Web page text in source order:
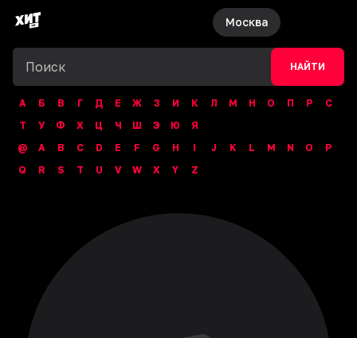
Москва
НАЙТИ
А Б В Г Д Е Ж З И К Л М Н О П Р
С
Т
У Ф Х Ц Ч Ш Э Ю
Я
@
A B C D E F G H I J K L M N O
P
Q
R S T U V W X Y Z